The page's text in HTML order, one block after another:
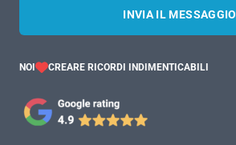
INVIA IL MESSAGGIO
NOI CREARE RICORDI INDIMENTICABILI